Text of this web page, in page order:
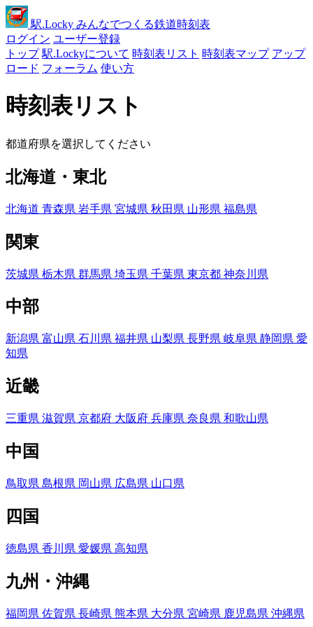
駅.Locky みんなでつくる鉄道時刻表
ログイン ユーザー登録
トップ 駅.Lockyについて 時刻表リスト 時刻表マップ アップ
ロード フォーラム 使い方
時刻表リスト
都道府県を選択してください
北海道・東北
北海道 青森県 岩手県 宮城県 秋田県 山形県 福島県
関東
茨城県 栃木県 群馬県 埼玉県 千葉県 東京都 神奈川県
中部
新潟県 富山県 石川県 福井県 山梨県 長野県 岐阜県 静岡県 愛
知県
近畿
三重県 滋賀県 京都府 大阪府 兵庫県 奈良県 和歌山県
中国
鳥取県 島根県 岡山県 広島県 山口県
四国
徳島県 香川県 愛媛県 高知県
九州・沖縄
福岡県 佐賀県 長崎県 熊本県 大分県 宮崎県 鹿児島県 沖縄県